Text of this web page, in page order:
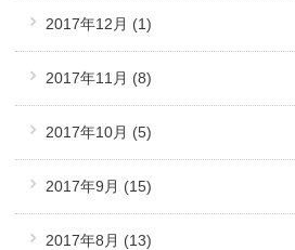
2017年12月 (1)
2017年11月 (8)
2017年10月 (5)
2017年9月 (15)
2017年8月 (13)